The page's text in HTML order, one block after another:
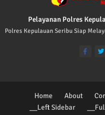
Pelayanan Polres
Polres Kepulauan Seribu Siap
Home About
__Left Sidebar